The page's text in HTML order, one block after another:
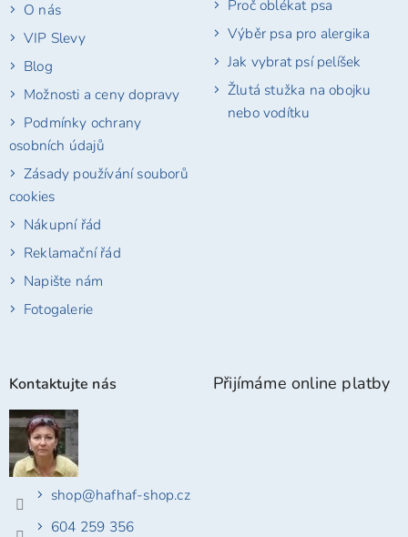
O nás
VIP Slevy
Blog
Možnosti a ceny dopravy
Podmínky ochrany
osobních údajů
Zásady používání souborů
cookies
Nákupní řád
Reklamační řád
Napište nám
Fotogalerie
Proč oblékat psa
Výběr psa pro alergika
Jak vybrat psí pelíšek
Žlutá stužka na obojku
nebo vodítku
Kontaktujte nás
shop@hafhaf-shop.cz
604 259 356
Přijímáme online platby